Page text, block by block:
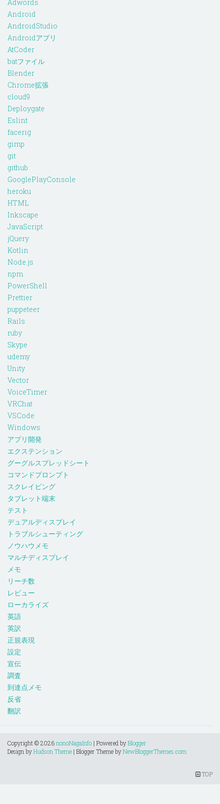
Adwords
Android
AndroidStudio
Androidアプリ
AtCoder
batファイル
Blender
Chrome拡張
cloud9
Deploygate
Eslint
facerig
gimp
git
github
GooglePlayConsole
heroku
HTML
Inkscape
JavaScript
jQuery
Kotlin
Node.js
npm
PowerShell
Prettier
puppeteer
Rails
ruby
Skype
udemy
Unity
Vector
VoiceTimer
VRChat
VSCode
Windows
アプリ開発
エクステンション
グーグルスプレッドシート
コマンドプロンプト
スクレイピング
タブレット端末
テスト
デュアルディスプレイ
トラブルシューティング
ノウハウメモ
マルチディスプレイ
メモ
リーチ数
レビュー
ローカライズ
英語
英訳
正規表現
設定
宣伝
調査
到達点メモ
反省
翻訳
Copyright ©2026nonoNagaInfo | Powered byBlogger
Design byHudson Theme | Blogger Theme byNewBloggerThemes.com
TOP